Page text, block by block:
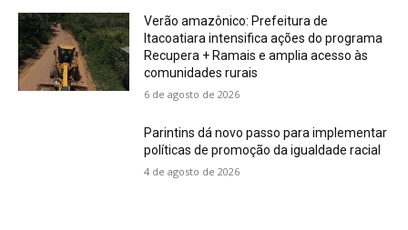
Verão amazônico: Prefeitura de
Itacoatiara intensifica ações do programa
Recupera + Ramais e amplia acesso às
comunidades rurais
6 de agosto de 2026
Parintins dá novo passo para implementar
políticas de promoção da igualdade racial
4 de agosto de 2026